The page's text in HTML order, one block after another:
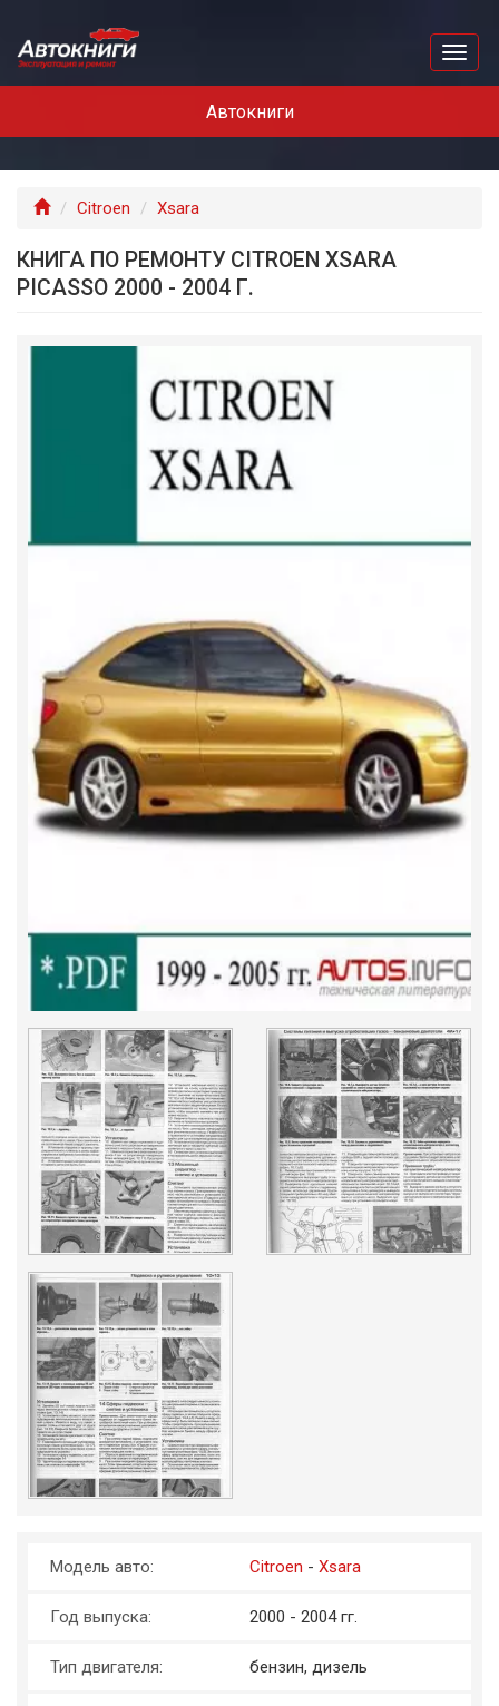
Автокниги
Главная
Citroen Xsara
КНИГА ПО РЕМОНТУ CITROEN XSARA
PICASSO 2000 - 2004 Г.
Модель авто: Citroen - Xsara
Год выпуска: 2000 - 2004 гг.
Тип двигателя: бензин, дизель